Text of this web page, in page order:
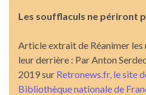
Les soufflaculs ne périront
Article extrait de Réanimer les
leur derrière : Par Anton
2019 sur Retronews.fr, le site
Bibliothèque nationale de